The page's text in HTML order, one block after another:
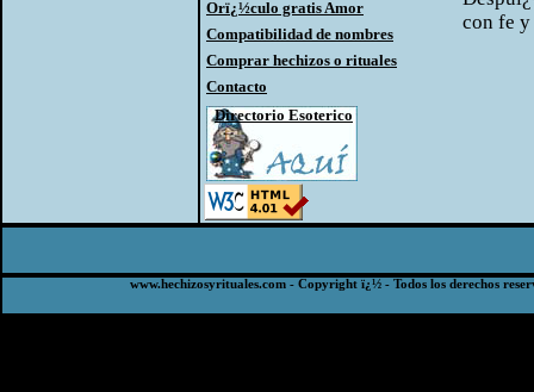
Orï¿½culo gratis Amor
Compatibilidad de nombres
Comprar hechizos o rituales
Contacto
Directorio Esoterico
con fe
www.hechizosyrituales.com - Copyright ï¿½ - Todos los derechos